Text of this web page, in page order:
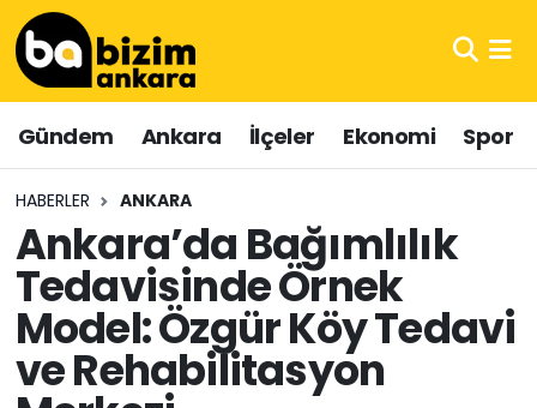
Gündem Ankara İlçeler Ekonomi Spor
HABERLER ANKARA
Ankara’da Bağımlılık
Tedavisinde Örnek
Model: Özgür Köy Tedavi
ve Rehabilitasyon
Hava Durumu
Trafik Durumu
Süper Lig Puan Durumu ve Fikstür
Tüm Manşetler
Son Dakika Haberleri
Haber Arşivi